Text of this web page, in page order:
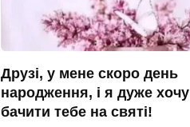
Друзі, у мене скоро день
народження, і я дуже хочу
бачити тебе на святі!